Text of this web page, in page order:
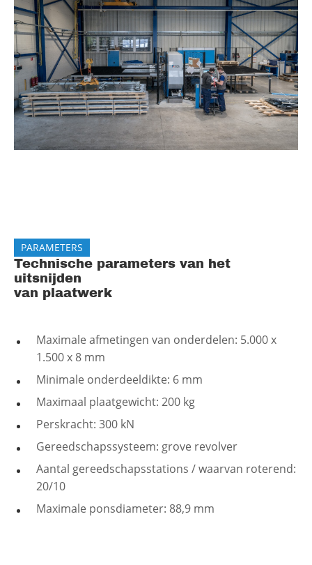
PARAMETERS
Technische parameters van het
uitsnijden
van plaatwerk
Maximale afmetingen van onderdelen: 5.000 x
1.500 x 8 mm
Minimale onderdeeldikte: 6 mm
Maximaal plaatgewicht: 200 kg
Perskracht: 300 kN
Gereedschapssysteem: grove revolver
Aantal gereedschapsstations / waarvan roterend:
20/10
Maximale ponsdiameter: 88,9 mm